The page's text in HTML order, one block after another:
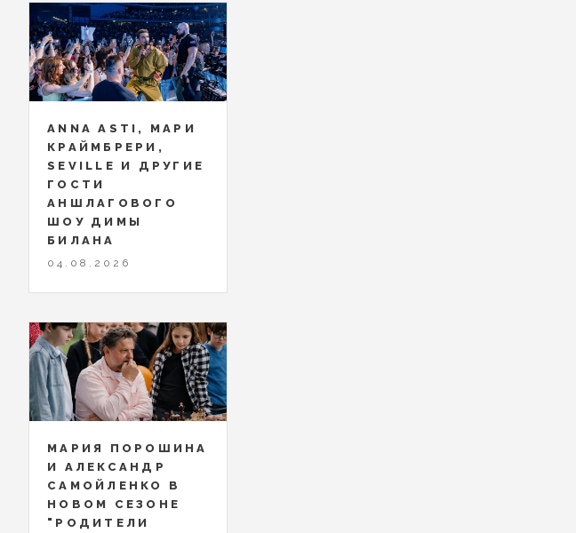
ANNA ASTI, МАРИ
КРАЙМБРЕРИ,
SEVILLE И ДРУГИЕ
ГОСТИ
АНШЛАГОВОГО
ШОУ ДИМЫ
БИЛАНА
04.08.2026
МАРИЯ ПОРОШИНА
И АЛЕКСАНДР
САМОЙЛЕНКО В
НОВОМ СЕЗОНЕ
"РОДИТЕЛИ